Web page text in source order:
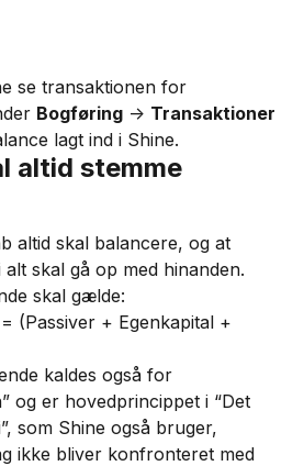
se transaktionen for
Bogføring -> Transaktioner
lagt ind i Shine.
altid stemme
altid skal balancere, og at
skal gå op med hinanden.
skal gælde:
(Passiver + Egenkapital +
kaldes også for
og er hovedprincippet i “Det
som Shine også bruger,
ikke bliver konfronteret med